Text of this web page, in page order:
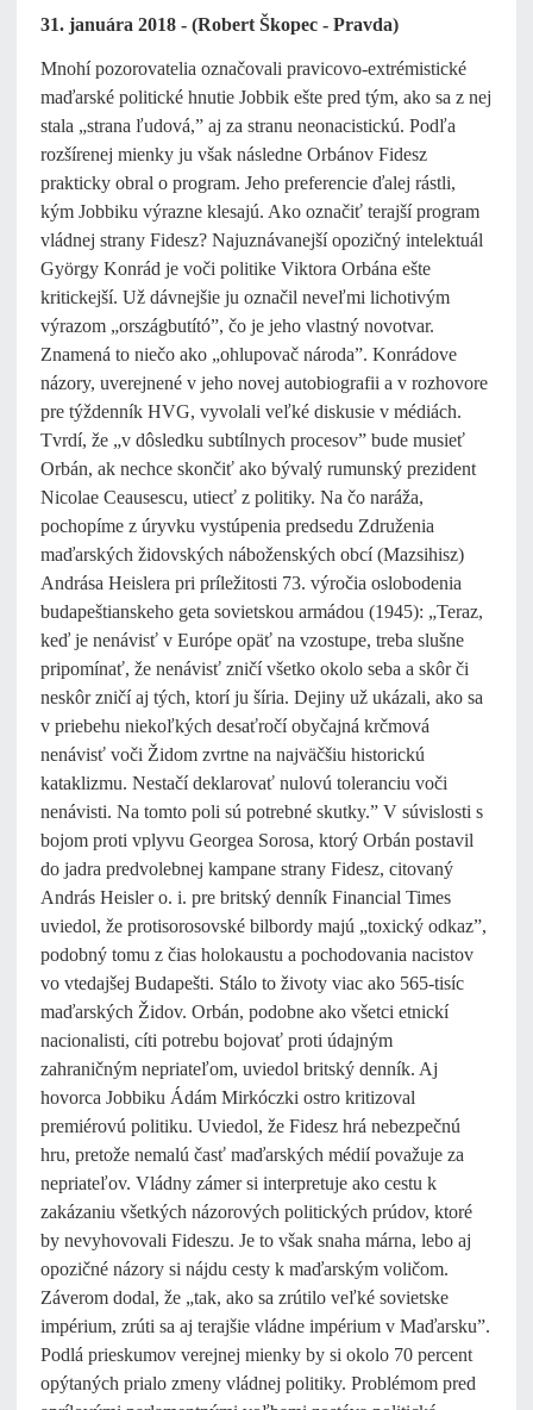
31. januára 2018 - (Robert Škopec - Pravda)
Mnohí pozorovatelia označovali pravicovo-extrémistické
maďarské politické hnutie Jobbik ešte pred tým, ako sa z nej
stala „strana ľudová,” aj za stranu neonacistickú. Podľa
rozšírenej mienky ju však následne Orbánov Fidesz
prakticky obral o program. Jeho preferencie ďalej rástli,
kým Jobbiku výrazne klesajú. Ako označiť terajší program
vládnej strany Fidesz? Najuznávanejší opozičný intelektuál
György Konrád je voči politike Viktora Orbána ešte
kritickejší. Už dávnejšie ju označil neveľmi lichotivým
výrazom „országbutító”, čo je jeho vlastný novotvar.
Znamená to niečo ako „ohlupovač národa”. Konrádove
názory, uverejnené v jeho novej autobiografii a v rozhovore
pre týždenník HVG, vyvolali veľké diskusie v médiách.
Tvrdí, že „v dôsledku subtílnych procesov” bude musieť
Orbán, ak nechce skončiť ako bývalý rumunský prezident
Nicolae Ceausescu, utiecť z politiky. Na čo naráža,
pochopíme z úryvku vystúpenia predsedu Združenia
maďarských židovských náboženských obcí (Mazsihisz)
Andrása Heislera pri príležitosti 73. výročia oslobodenia
budapeštianskeho geta sovietskou armádou (1945): „Teraz,
keď je nenávisť v Európe opäť na vzostupe, treba slušne
pripomínať, že nenávisť zničí všetko okolo seba a skôr či
neskôr zničí aj tých, ktorí ju šíria. Dejiny už ukázali, ako sa
v priebehu niekoľkých desaťročí obyčajná krčmová
nenávisť voči Židom zvrtne na najväčšiu historickú
kataklizmu. Nestačí deklarovať nulovú toleranciu voči
nenávisti. Na tomto poli sú potrebné skutky.” V súvislosti s
bojom proti vplyvu Georgea Sorosa, ktorý Orbán postavil
do jadra predvolebnej kampane strany Fidesz, citovaný
András Heisler o. i. pre britský denník Financial Times
uviedol, že protisorosovské bilbordy majú „toxický odkaz”,
podobný tomu z čias holokaustu a pochodovania nacistov
vo vtedajšej Budapešti. Stálo to životy viac ako 565-tisíc
maďarských Židov. Orbán, podobne ako všetci etnickí
nacionalisti, cíti potrebu bojovať proti údajným
zahraničným nepriateľom, uviedol britský denník. Aj
hovorca Jobbiku Ádám Mirkóczki ostro kritizoval
premiérovú politiku. Uviedol, že Fidesz hrá nebezpečnú
hru, pretože nemalú časť maďarských médií považuje za
nepriateľov. Vládny zámer si interpretuje ako cestu k
zakázaniu všetkých názorových politických prúdov, ktoré
by nevyhovovali Fideszu. Je to však snaha márna, lebo aj
opozičné názory si nájdu cesty k maďarským voličom.
Záverom dodal, že „tak, ako sa zrútilo veľké sovietske
impérium, zrúti sa aj terajšie vládne impérium v Maďarsku”.
Podlá prieskumov verejnej mienky by si okolo 70 percent
opýtaných prialo zmeny vládnej politiky. Problémom pred